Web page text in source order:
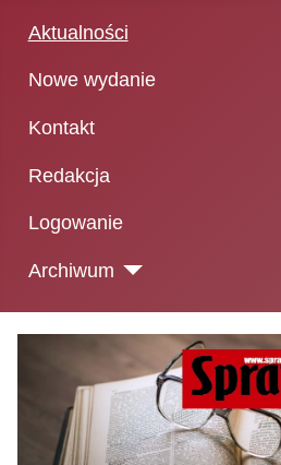
Aktualności
Nowe wydanie
Kontakt
Redakcja
Logowanie
Archiwum